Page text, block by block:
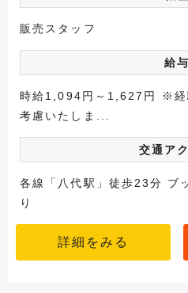
販売スタッフ
給与
時給1,094円～1,627円 ※経
考慮いたしま...
交通ア
各線「八代駅」徒歩23分 ブ
り
詳細をみる